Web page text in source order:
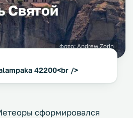
Святой
фото: Andrew Zorin
42200<br />
сформировался